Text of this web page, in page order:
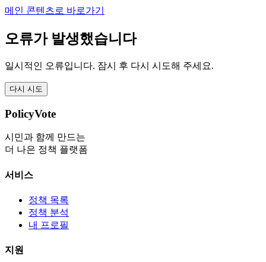
메인 콘텐츠로 바로가기
오류가 발생했습니다
일시적인 오류입니다. 잠시 후 다시 시도해 주세요.
다시 시도
PolicyVote
시민과 함께 만드는
더 나은 정책 플랫폼
서비스
정책 목록
정책 분석
내 프로필
지원